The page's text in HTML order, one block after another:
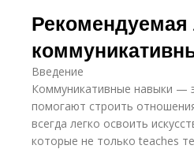
Рекомендуемая
Введение
Коммуникативные навыки —
помогают строить
всегда легко освоить
которые не только teaches